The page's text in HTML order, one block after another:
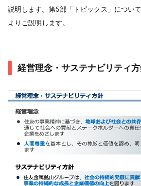
説明します。第5部「トピックス」につい
よりご説明します。
経営理念・サステナビリティ